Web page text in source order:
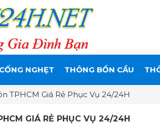
NGHẸT THÔNG BỒN CẦU
TPHCM Giá Rẻ Phục Vụ 24/24H
GIÁ RẺ PHỤC VỤ 24/24H